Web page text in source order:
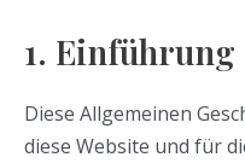
1. Einführung
Diese Allgemeinen
diese Website und für